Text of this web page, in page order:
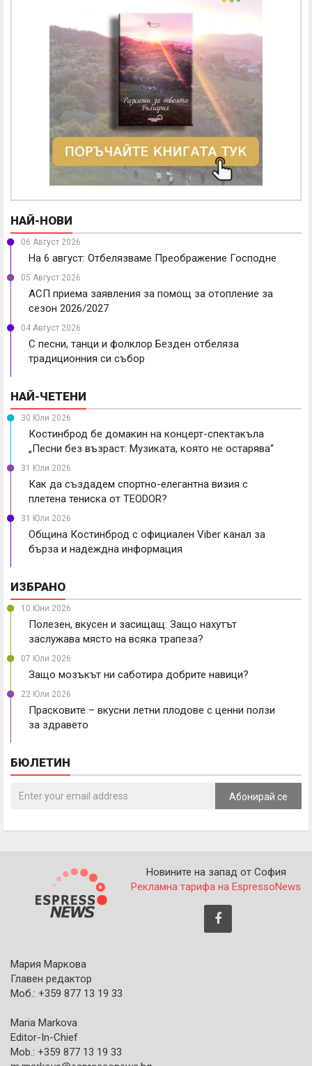
НАЙ-НОВИ
06 Август 2026
На 6 август: Отбелязваме Преображение Господне
05 Август 2026
АСП приема заявления за помощ за отопление за
сезон 2026/2027
04 Август 2026
С песни, танци и фолклор Безден отбеляза
традиционния си събор
НАЙ-ЧЕТЕНИ
30 Юли 2026
Костинброд бе домакин на концерт-спектакъла
„Песни без възраст: Музиката, която не остарява“
31 Юли 2026
Как да създадем спортно-елегантна визия с
плетена тениска от TEODOR?
31 Юли 2026
Община Костинброд с официален Viber канал за
бърза и надеждна информация
ИЗБРАНО
10 Юни 2026
Полезен, вкусен и засищащ: Защо нахутът
заслужава място на всяка трапеза?
07 Юли 2026
Защо мозъкът ни саботира добрите навици?
22 Юли 2026
Прасковите – вкусни летни плодове с ценни ползи
за здравето
БЮЛЕТИН
Абонирай се
Новините на запад от София
Рекламна тарифа на EspressoNews
Мария Маркова
Главен редактор
Моб.: +359 877 13 19 33
Maria Markova
Editor-In-Chief
Mob.: +359 877 13 19 33